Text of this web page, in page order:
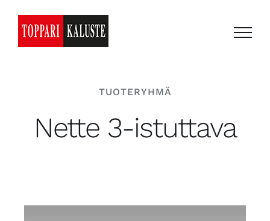
content
TUOTERYHMÄ
Nette 3-istuttava